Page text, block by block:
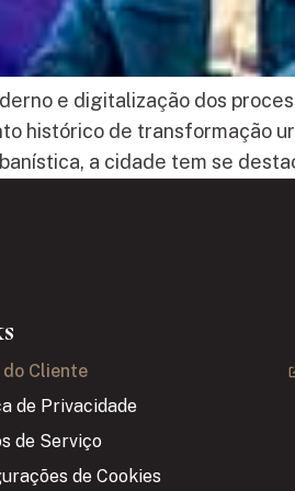
e digitalização dos
histórico de transformação
a cidade tem se
Cliente
de Privacidade
de Serviço
de Cookies